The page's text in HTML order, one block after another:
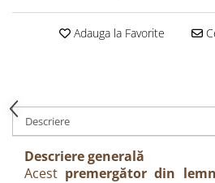
Adauga la Favorite
Descriere
Descriere generală
Acest premergător din